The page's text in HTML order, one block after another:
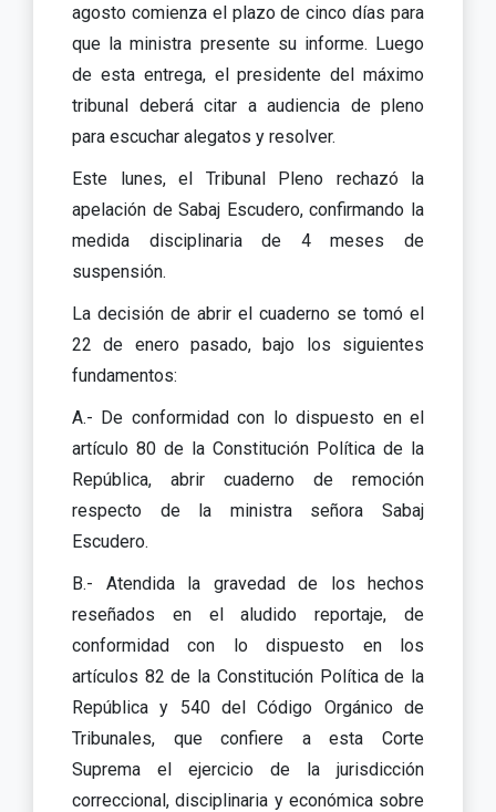
agosto comienza el plazo de cinco días para
que la ministra presente su informe. Luego
de esta entrega, el presidente del máximo
tribunal deberá citar a audiencia de pleno
para escuchar alegatos y resolver.
Este lunes, el Tribunal Pleno rechazó la
apelación de Sabaj Escudero, confirmando la
medida disciplinaria de 4 meses de
suspensión.
La decisión de abrir el cuaderno se tomó el
22 de enero pasado, bajo los siguientes
fundamentos:
A.- De conformidad con lo dispuesto en el
artículo 80 de la Constitución Política de la
República, abrir cuaderno de remoción
respecto de la ministra señora Sabaj
Escudero.
B.- Atendida la gravedad de los hechos
reseñados en el aludido reportaje, de
conformidad con lo dispuesto en los
artículos 82 de la Constitución Política de la
República y 540 del Código Orgánico de
Tribunales, que confiere a esta Corte
Suprema el ejercicio de la jurisdicción
correccional, disciplinaria y económica sobre